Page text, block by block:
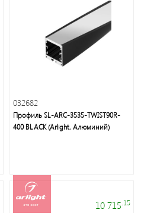
032682
Профиль SL-ARC-3535-TWIST90R-
400 BLACK (Arlight, Алюминий)
10 715 .15